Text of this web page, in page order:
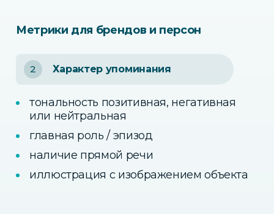
Метрики для брендов и персон
2 Характер упоминания
тональность позитивная, негативная
или нейтральная
главная роль / эпизод
наличие прямой речи
иллюстрация с изображением объекта